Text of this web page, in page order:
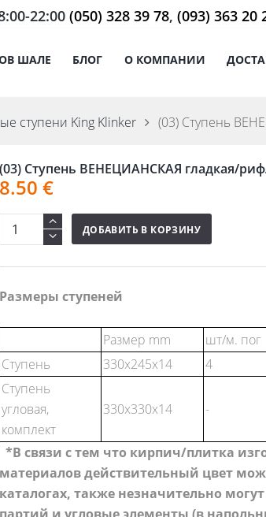
22:00 (050) 328 39 78, (093) 363 20
ШАЛЕ БЛОГ О КОМПАНИИ
ступени King Klinker (03) Ступень
(03) Ступень ВЕНЕЦИАНСКАЯ гладкая/
8.50 €
ДОБАВИТЬ В КОРЗИНУ
Размеры ступеней
Размер mm шт/м. пог
Ступень
330x245x14 4
Ступень
угловая,
комплект
330x330x14 -
*В связи с тем что кирпич/плитка
материалов действительный цвет
каталогах, также незначительно